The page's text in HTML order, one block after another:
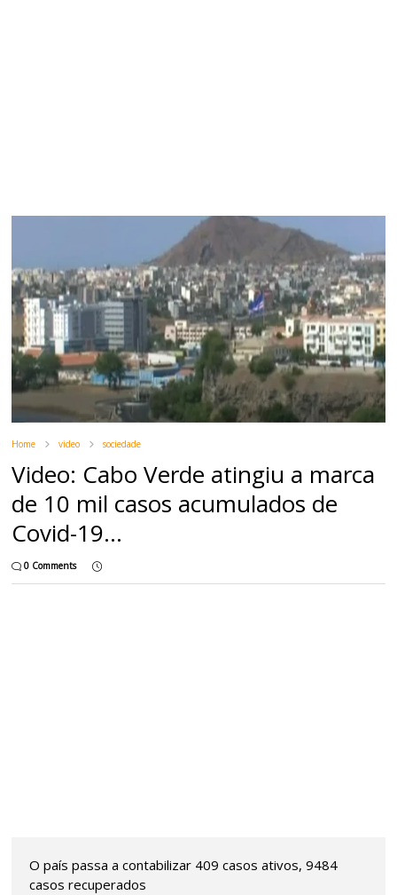
Home video sociedade
Video: Cabo Verde atingiu a marca
de 10 mil casos acumulados de
Covid-19...
0 Comments
O país passa a contabilizar 409 casos ativos, 9484
casos recuperados